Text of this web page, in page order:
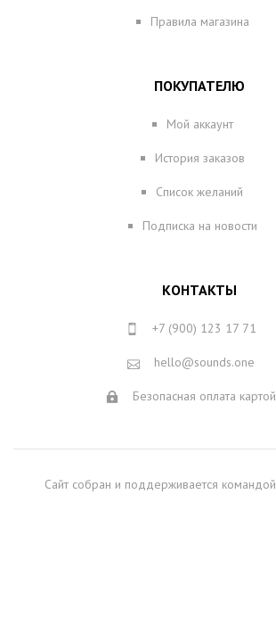
Правила магазина
ПОКУПАТЕЛЮ
Мой аккаунт
История заказов
Список желаний
Подписка на новости
КОНТАКТЫ
+7 (900) 123 17 71
hello@sounds.one
Безопасная оплата картой
Сайт собран и поддерживается командой